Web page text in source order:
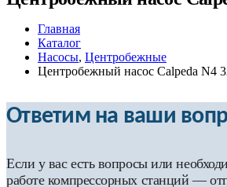
Главная
Каталог
Насосы, Центробежные
Центробежный насос Calpeda N4
Ответим на ваши
Если у вас есть вопросы или
работе компрессорных станций —